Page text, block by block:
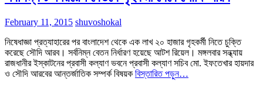
February 11, 2015 shuvoshokal
নিষেধাজ্ঞা প্রত্যাহারের পর বাংলাদেশ থেকে এক লাখ ২০ হাজার গৃহকর্মী নিতে চুক্তি
করেছে সৌদি আরব। সর্বনিম্ন বেতন নির্ধারণ হয়েছে আটশ রিয়েল। মঙ্গলবার সন্ধ্যায়
রাজধানীর ইস্কাটনের প্রবাসী কল্যাণ ভবনে প্রবাসী কল্যাণ সচিব মো. ইফতেখার হায়দার
ও সৌদি আরবের আন্তর্জাতিক সম্পর্ক বিষয়ক বিস্তারিত পড়ুন…